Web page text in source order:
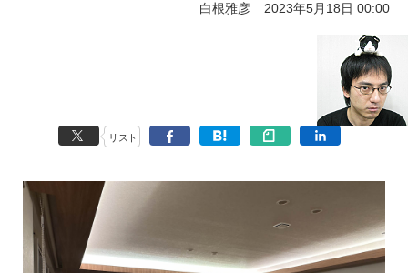
白根雅彦 2023年5月18日 00:00
リスト